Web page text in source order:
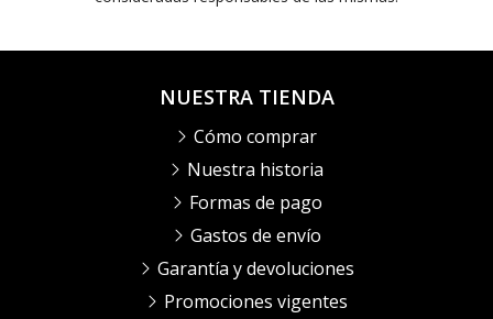
NUESTRA TIENDA
Cómo comprar
Nuestra historia
Formas de pago
Gastos de envío
Garantía y devoluciones
Promociones vigentes